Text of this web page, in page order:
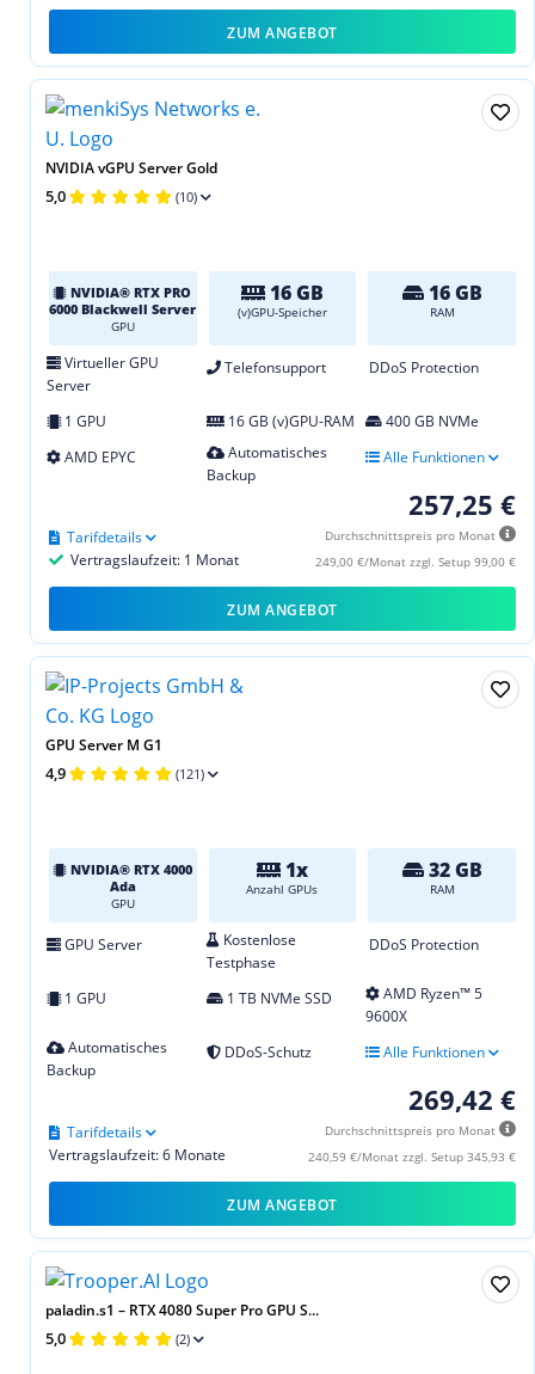
ZUM ANGEBOT
NVIDIA vGPU Server Gold
5,0 (10)
NVIDIA® RTX PRO
6000 Blackwell Server
GPU
16 GB
(v)GPU-Speicher
16 GB
RAM
Virtueller GPU
Server
Telefonsupport DDoS Protection
1 GPU 16 GB (v)GPU-RAM
400 GB NVMe
AMD EPYC
Automatisches
Backup
Alle Funktionen
257,25 €
Durchschnittspreis pro Monat
249,00 €/Monat zzgl. Setup 99,00 €
Vertragslaufzeit: 1 Monat
Tarifdetails
ZUM ANGEBOT
GPU Server M G1
4,9 (121)
NVIDIA® RTX 4000
Ada
GPU
1x
Anzahl GPUs
32 GB
RAM
GPU Server
Kostenlose
Testphase
DDoS Protection
1 GPU 1 TB NVMe SSD
AMD Ryzen™ 5
9600X
Automatisches
Backup
DDoS-Schutz Alle Funktionen
269,42 €
Durchschnittspreis pro Monat
240,59 €/Monat zzgl. Setup 345,93 €
Vertragslaufzeit: 6 Monate
Tarifdetails
ZUM ANGEBOT
paladin.s1 – RTX 4080 Super Pro GPU S...
5,0 (2)